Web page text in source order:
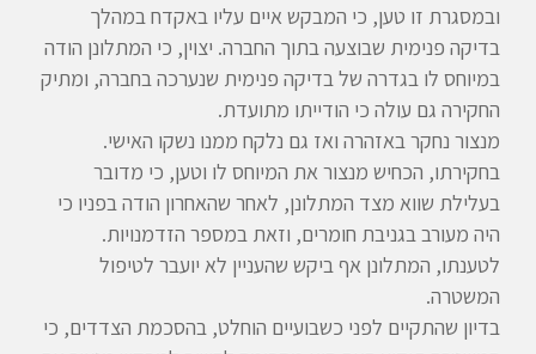
ובמסגרת זו טען, כי המבקש איים עליו באקדח במהלך
בדיקה פנימית שבוצעה בתוך החברה. יצוין, כי המתלונן הודה
במיוחס לו בגדרה של בדיקה פנימית שנערכה בחברה, ומתיק
החקירה גם עולה כי הודייתו מתועדת.
מנצור נחקר באזהרה ואז גם נלקח ממנו נשקו האישי.
בחקירתו, הכחיש מנצור את המיוחס לו וטען, כי מדובר
בעלילת שווא מצד המתלונן, לאחר שהאחרון הודה בפניו כי
היה מעורב בגניבת חומרים, וזאת במספר הזדמנויות.
לטענתו, המתלונן אף ביקש שהעניין לא יועבר לטיפול
המשטרה.
בדיון שהתקיים לפני כשבועיים הוחלט, בהסכמת הצדדים, כי